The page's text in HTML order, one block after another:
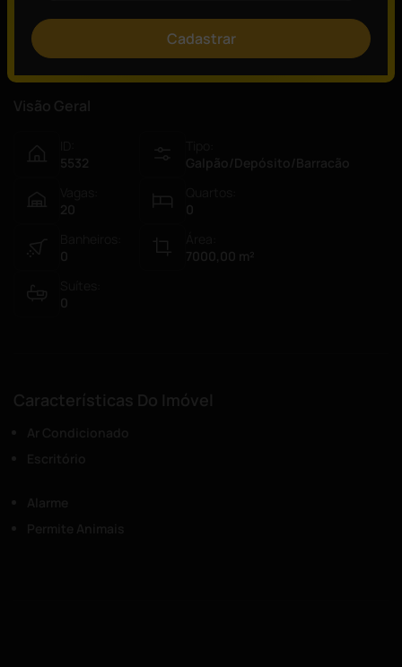
Consulte um de nossos especialistas!
Visão Geral
5532
Galpão/Depósito/Barracão
20
0
0
7000,00 m²
0
Características Do Imóvel
Cadastrar